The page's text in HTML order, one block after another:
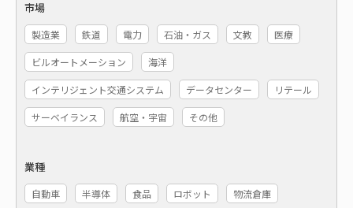
市場
製造業 鉄道 電力 石油・ガス 文教 医療
ビルオートメーション 海洋
インテリジェント交通システム データセンター リテール
サーベイランス 航空・宇宙 その他
業種
自動車 半導体 食品 ロボット 物流倉庫